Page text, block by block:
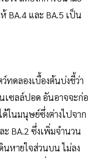
BA.4 และ BA.5 เป็น
ทดลองเบื้องต้นบ่งชี้ว่า
เซลล์ปอด อันอาจจะก่อ
ในมนุษย์ซึ่งต่างไปจาก
BA.2 ซึ่งเพิ่มจำนวน
นหายใจส่วนบน ไม่ลง